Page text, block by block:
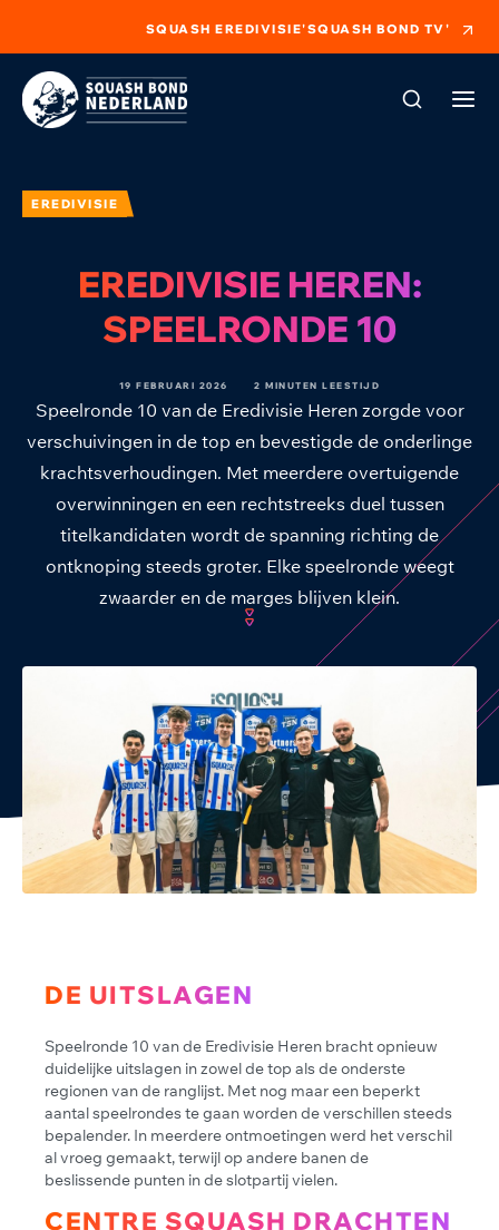
SQUASH EREDIVISIE'SQUASH BOND TV'
EREDIVISIE
EREDIVISIE HEREN:
SPEELRONDE 10
19 FEBRUARI 2026 2 MINUTEN LEESTIJD
Speelronde 10 van de Eredivisie Heren zorgde voor
verschuivingen in de top en bevestigde de onderlinge
krachtsverhoudingen. Met meerdere overtuigende
overwinningen en een rechtstreeks duel tussen
titelkandidaten wordt de spanning richting de
ontknoping steeds groter. Elke speelronde weegt
zwaarder en de marges blijven klein.
DE UITSLAGEN
Speelronde 10 van de Eredivisie Heren bracht opnieuw
duidelijke uitslagen in zowel de top als de onderste
regionen van de ranglijst. Met nog maar een beperkt
aantal speelrondes te gaan worden de verschillen steeds
bepalender. In meerdere ontmoetingen werd het verschil
al vroeg gemaakt, terwijl op andere banen de
beslissende punten in de slotpartij vielen.
CENTRE SQUASH DRACHTEN